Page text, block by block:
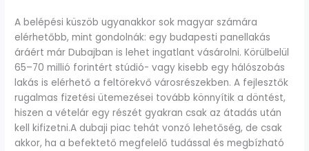
A belépési küszöb ugyanakkor sok magyar számára
elérhetőbb, mint gondolnák: egy budapesti panellakás
áráért már Dubajban is lehet ingatlant vásárolni. Körülbelül
65–70 millió forintért stúdió- vagy kisebb egy hálószobás
lakás is elérhető a feltörekvő városrészekben. A fejlesztők
rugalmas fizetési ütemezései tovább könnyítik a döntést,
hiszen a vételár egy részét gyakran csak az átadás után
kell kifizetni.A dubaji piac tehát vonzó lehetőség, de csak
akkor, ha a befektető megfelelő tudással és megbízható